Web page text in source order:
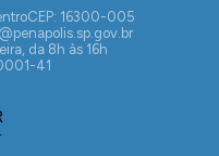
CEP: 16300-005
da 8h às 16h
41